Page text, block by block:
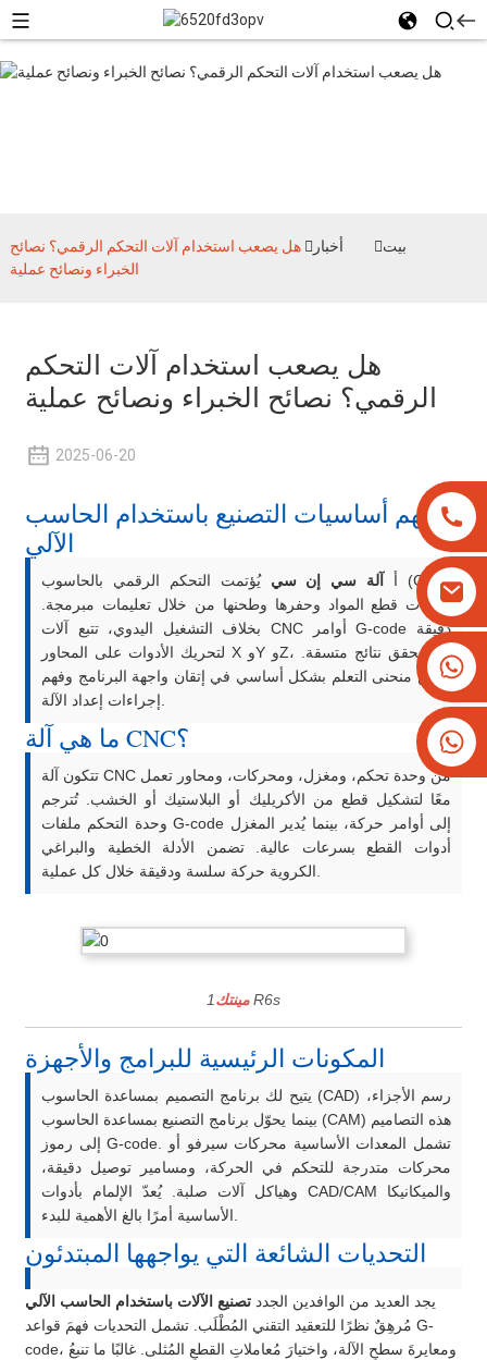
+8613825779334
+16266628193
بيت أخبار
هل يصعب استخدام آلات التحكم الرقمي؟ نصائح
الخبراء ونصائح عملية
هل يصعب استخدام آلات التحكم
الرقمي؟ نصائح الخبراء ونصائح عملية
2025-06-20
فهم أساسيات التصنيع باستخدام الحاسب
الآلي
أ آلة سي إن سي يُؤتمت التحكم الرقمي بالحاسوب (CNC)
عمليات قطع المواد وحفرها وطحنها من خلال تعليمات مبرمجة.
بخلاف التشغيل اليدوي، تتبع آلات CNC أوامر G-code دقيقة
لتحريك الأدوات على المحاور X وY وZ، مما يحقق نتائج متسقة.
يكمن منحنى التعلم بشكل أساسي في إتقان واجهة البرنامج وفهم
إجراءات إعداد الآلة.
ما هي آلة CNC؟
تتكون آلة CNC من وحدة تحكم، ومغزل، ومحركات، ومحاور تعمل
معًا لتشكيل قطع من الأكريليك أو البلاستيك أو الخشب. تُترجم
وحدة التحكم ملفات G-code إلى أوامر حركة، بينما يُدير المغزل
أدوات القطع بسرعات عالية. تضمن الأدلة الخطية والبراغي
الكروية حركة سلسة ودقيقة خلال كل عملية.
1مينتكR6s
المكونات الرئيسية للبرامج والأجهزة
يتيح لك برنامج التصميم بمساعدة الحاسوب (CAD) رسم الأجزاء،
بينما يحوّل برنامج التصنيع بمساعدة الحاسوب (CAM) هذه التصاميم
إلى رموز G-code. تشمل المعدات الأساسية محركات سيرفو أو
محركات متدرجة للتحكم في الحركة، ومسامير توصيل دقيقة،
وهياكل آلات صلبة. يُعدّ الإلمام بأدوات CAD/CAM والميكانيكا
الأساسية أمرًا بالغ الأهمية للبدء.
التحديات الشائعة التي يواجهها المبتدئون
يجد العديد من الوافدين الجددتصنيع الآلات باستخدام الحاسب الآلي
مُرهِقٌ نظرًا للتعقيد التقني المُطْلَب. تشمل التحديات فهمَ قواعد G-
code، ومعايرةَ سطحِ الآلة، واختيارَ مُعاملاتِ القطعِ المُثلى. غالبًا ما تنبعُ